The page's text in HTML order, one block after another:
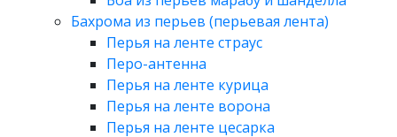
Бахрома из перьев (перьевая лента)
Перья на ленте страус
Перо-антенна
Перья на ленте курица
Перья на ленте ворона
Перья на ленте цесарка